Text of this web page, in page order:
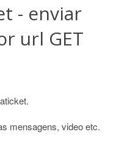
- enviar
url GET
mensagens, video etc.